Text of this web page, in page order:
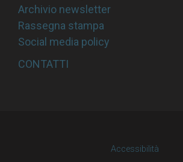
Archivio newsletter
Rassegna stampa
Social media policy
CONTATTI
Accessibilità